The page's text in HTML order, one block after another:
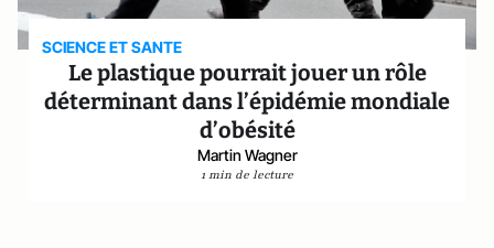
SCIENCE ET SANTE
Le plastique pourrait jouer un rôle
déterminant dans l’épidémie mondiale
d’obésité
Martin Wagner
1 min de lecture